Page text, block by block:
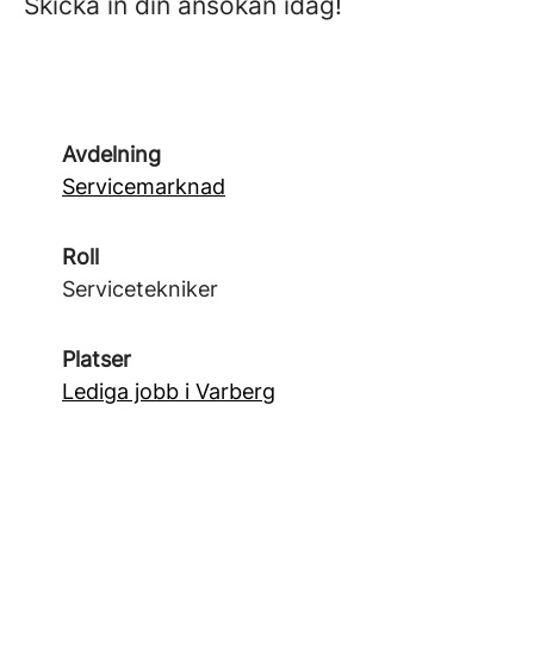
Avdelning
Servicemarknad
Roll
Servicetekniker
Platser
Lediga jobb i Varberg